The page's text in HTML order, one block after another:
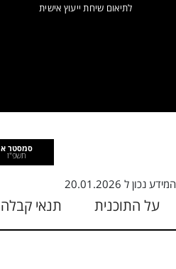
לתיאום שיחת ייעוץ אישית
סמסטר א
תשפ"ז
המידע נכון ל 20.01.2026
על התוכנית תנאי קבלה